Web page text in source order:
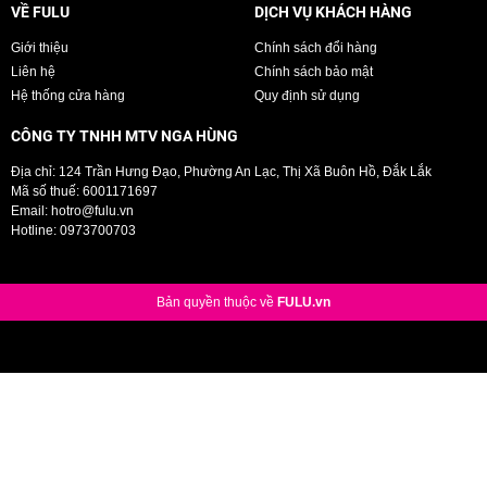
VỀ FULU
Giới thiệu
Liên hệ
Hệ thống cửa hàng
DỊCH VỤ KHÁCH HÀNG
Chính sách đổi hàng
Chính sách bảo mật
Quy định sử dụng
CÔNG TY TNHH MTV NGA HÙNG
Địa chỉ: 124 Trần Hưng Đạo, Phường An Lạc, Thị Xã Buôn Hồ, Đắk Lắk
Mã số thuế: 6001171697
Email: hotro@fulu.vn
Hotline: 0973700703
Bản quyền thuộc về FULU.vn